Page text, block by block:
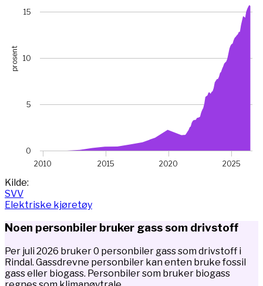
The chart has 1 X axis displaying Time. Data ranges from
The chart has 1 Y axis displaying prosent. Data ranges
prosent
2010 2015 2020 2025
0
5
10
15
End of interactive chart.
Kilde:
SVV
Elektriske kjøretøy
Noen personbiler bruker gass som drivstoff
Per juli 2026 bruker 0 personbiler gass som drivstoff i
Rindal. Gassdrevne personbiler kan enten bruke fossil
gass eller biogass. Personbiler som bruker biogass